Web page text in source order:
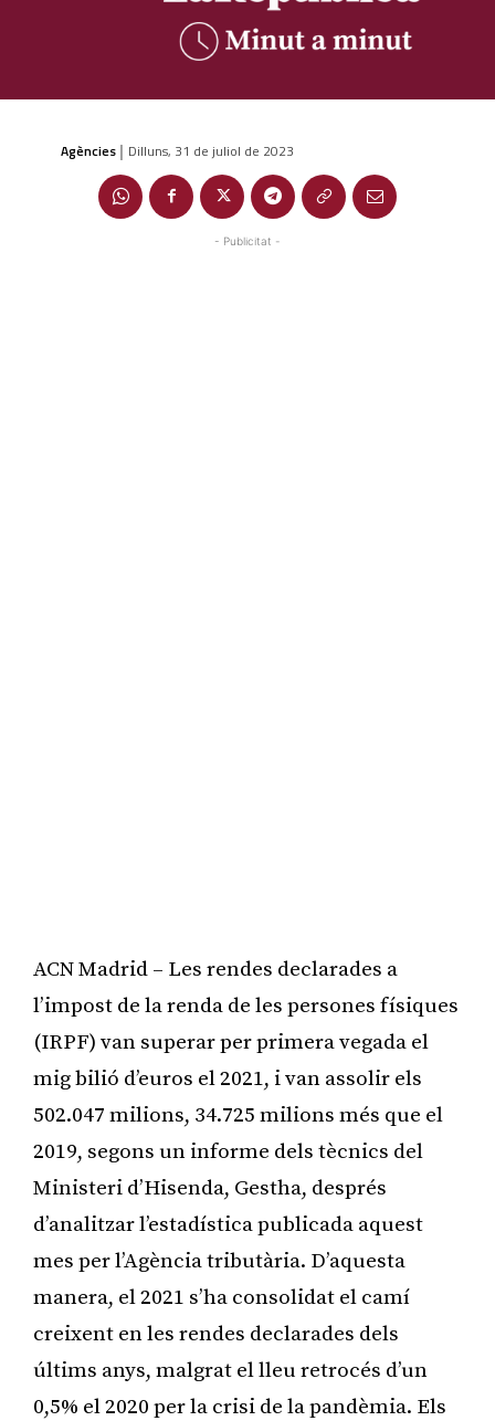
Agències | Dilluns, 31 de juliol de 2023
- Publicitat -
ACN Madrid – Les rendes declarades a
l’impost de la renda de les persones físiques
(IRPF) van superar per primera vegada el
mig bilió d’euros el 2021, i van assolir els
502.047 milions, 34.725 milions més que el
2019, segons un informe dels tècnics del
Ministeri d’Hisenda, Gestha, després
d’analitzar l’estadística publicada aquest
mes per l’Agència tributària. D’aquesta
manera, el 2021 s’ha consolidat el camí
creixent en les rendes declarades dels
últims anys, malgrat el lleu retrocés d’un
0,5% el 2020 per la crisi de la pandèmia. Els